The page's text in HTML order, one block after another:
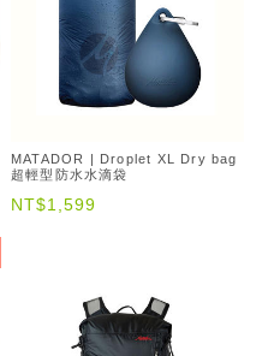
MATADOR | Droplet XL Dry bag
超輕型防水水滴袋
NT$1,599